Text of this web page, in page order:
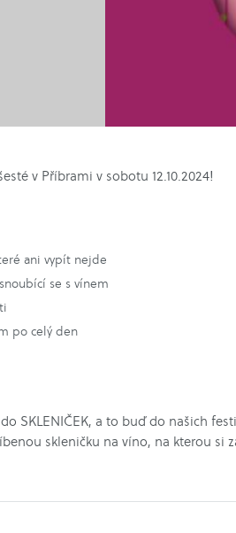
v Příbrami v sobotu 12.10.2024!
ani vypít nejde
se s vínem
po celý den
SKLENIČEK, a to buď do našich
skleničku na víno, na kterou si